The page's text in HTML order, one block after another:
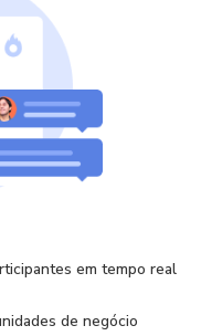
em tempo real
de negócio